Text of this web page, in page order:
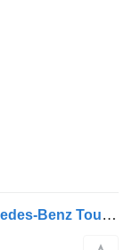
A0068203726 luz antiniebla para Mercedes-Benz Tourismo Travego Setra 4.. 5.. autobús